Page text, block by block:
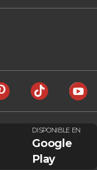
DISPONIBLE EN
Google
Play